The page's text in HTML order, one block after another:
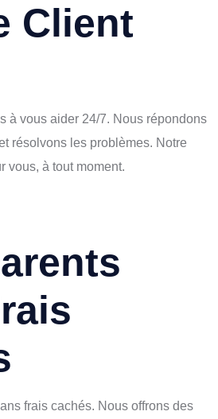
Client
à vous aider 24/7. Nous répondons
résolvons les problèmes. Notre
vous, à tout moment.
frais cachés. Nous offrons des